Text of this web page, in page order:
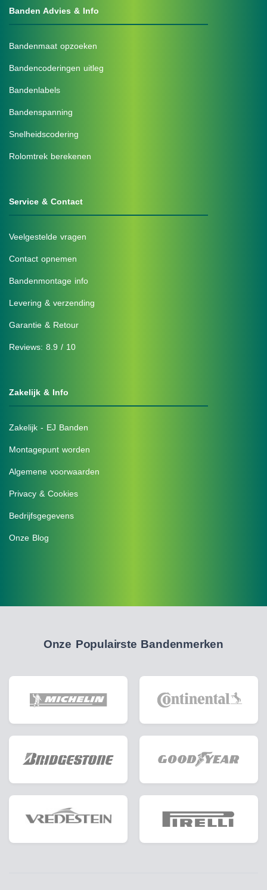
Banden Advies & Info
Bandenmaat opzoeken
Bandencoderingen uitleg
Bandenlabels
Bandenspanning
Snelheidscodering
Rolomtrek berekenen
Service & Contact
Veelgestelde vragen
Contact opnemen
Bandenmontage info
Levering & verzending
Garantie & Retour
Reviews: 8.9 / 10
Zakelijk & Info
Zakelijk - EJ Banden
Montagepunt worden
Algemene voorwaarden
Privacy & Cookies
Bedrijfsgegevens
Onze Blog
Onze Populairste Bandenmerken